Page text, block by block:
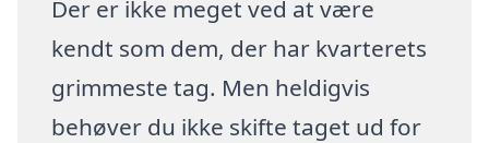
Der er ikke meget ved at være
kendt som dem, der har kvarterets
grimmeste tag. Men heldigvis
behøver du ikke skifte taget ud for